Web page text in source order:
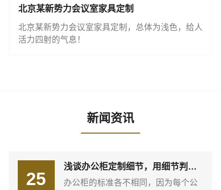
北京某新势力会议室家具定制
北京某新势力会议室家具定制，总体为浅色，给人
活力四射的气息！
新闻资讯
25
浅谈办公柜定制细节，用细节判断
如何选择北京办公家具定制厂家？
办公柜的标准各不相同，因为每个公